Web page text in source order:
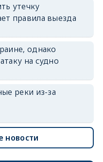
утечку
правила выезда
однако
на судно
реки из-за
новости